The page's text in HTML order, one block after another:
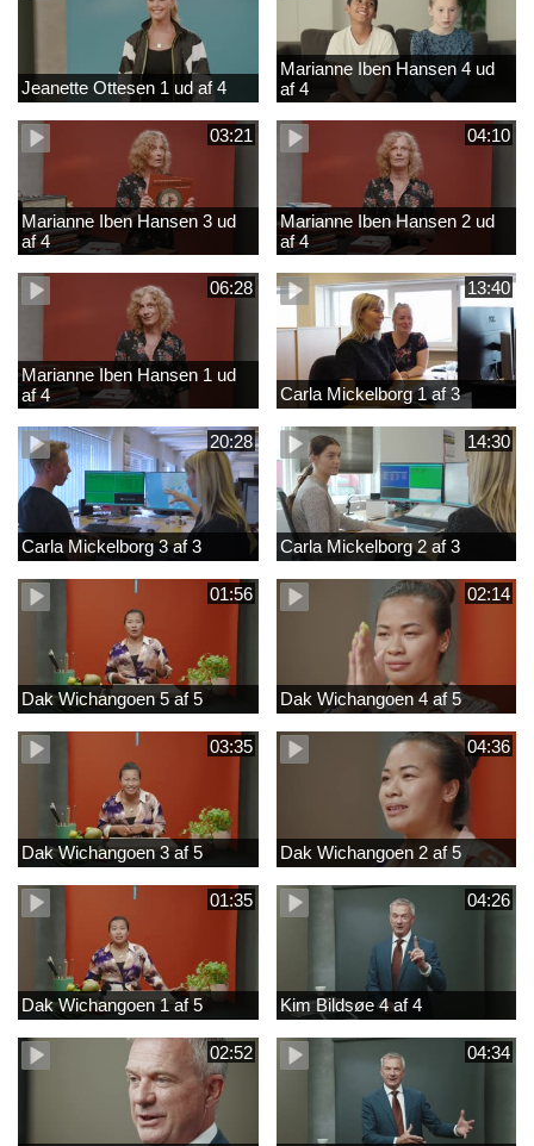
Jeanette Ottesen 1 ud af 4
Marianne Iben Hansen 4 ud
af 4
03:21
Marianne Iben Hansen 3 ud
af 4
04:10
Marianne Iben Hansen 2 ud
af 4
06:28
Marianne Iben Hansen 1 ud
af 4
13:40
Carla Mickelborg 1 af 3
20:28
Carla Mickelborg 3 af 3
14:30
Carla Mickelborg 2 af 3
01:56
Dak Wichangoen 5 af 5
02:14
Dak Wichangoen 4 af 5
03:35
Dak Wichangoen 3 af 5
04:36
Dak Wichangoen 2 af 5
01:35
Dak Wichangoen 1 af 5
04:26
Kim Bildsøe 4 af 4
02:52 04:34